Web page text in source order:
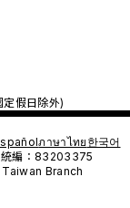
假日除外)
ภาษาไทย 한국어
統編：83203375
Branch